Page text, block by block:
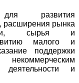
развития
расширения рынка
сырья и
малого и
поддержки
деятельности и